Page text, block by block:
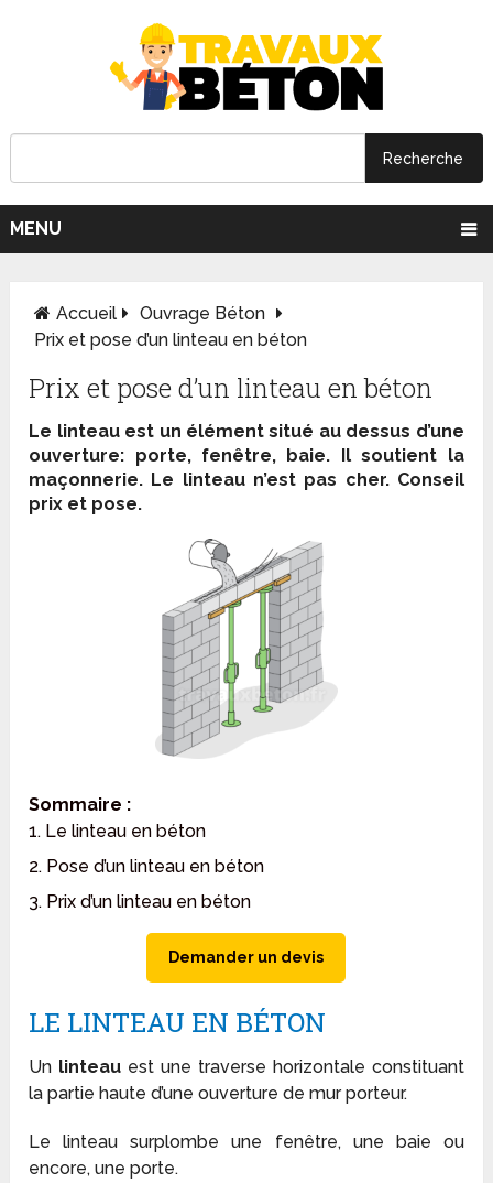
MENU
Accueil
Ouvrage Béton
Prix et pose d’un linteau en béton
Prix et pose d’un linteau en béton
Le linteau est un élément situé au dessus d’une
ouverture: porte, fenêtre, baie. Il soutient la
maçonnerie. Le linteau n’est pas cher. Conseil
prix et pose.
Sommaire :
1. Le linteau en béton
2. Pose d’un linteau en béton
3. Prix d’un linteau en béton
Demander un devis
LE LINTEAU EN BÉTON
Un linteau est une traverse horizontale constituant
la partie haute d’une ouverture de mur porteur.
Le linteau surplombe une fenêtre, une baie ou
encore, une porte.